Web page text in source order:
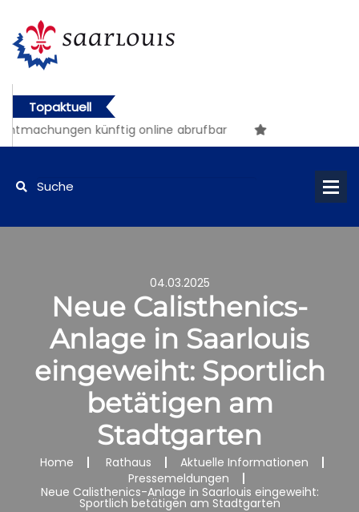
Topaktuell
künftig online abrufbar
04.03.2025
Neue Calisthenics-
Anlage in Saarlouis
eingeweiht: Sportlich
betätigen am
Stadtgarten
Home Rathaus
Aktuelle Informationen
Pressemeldungen
Neue Calisthenics-Anlage in Saarlouis eingeweiht:
Sportlich betätigen am Stadtgarten